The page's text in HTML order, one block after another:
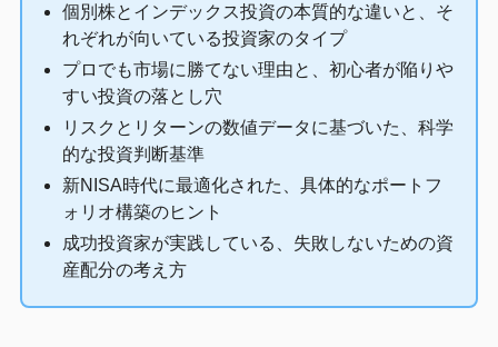
個別株とインデックス投資の本質的な違いと、そ
れぞれが向いている投資家のタイプ
プロでも市場に勝てない理由と、初心者が陥りや
すい投資の落とし穴
リスクとリターンの数値データに基づいた、科学
的な投資判断基準
新NISA時代に最適化された、具体的なポートフ
ォリオ構築のヒント
成功投資家が実践している、失敗しないための資
産配分の考え方